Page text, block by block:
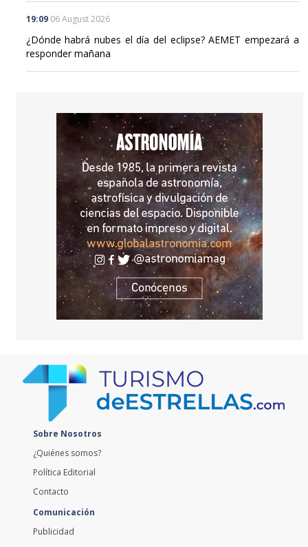
06 August 2026
¿Dónde habrá nubes el día del eclipse? AEMET empezará a
responder mañana
¿Quiénes somos?